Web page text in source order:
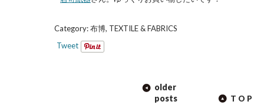
Category:布博, TEXTILE & FABRICS
Tweet
older
posts
TOP